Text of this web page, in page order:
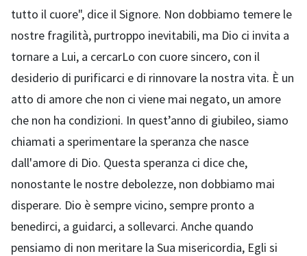
tutto il cuore", dice il Signore. Non dobbiamo temere le
nostre fragilità, purtroppo inevitabili, ma Dio ci invita a
tornare a Lui, a cercarLo con cuore sincero, con il
desiderio di purificarci e di rinnovare la nostra vita. È un
atto di amore che non ci viene mai negato, un amore
che non ha condizioni. In quest’anno di giubileo, siamo
chiamati a sperimentare la speranza che nasce
dall'amore di Dio. Questa speranza ci dice che,
nonostante le nostre debolezze, non dobbiamo mai
disperare. Dio è sempre vicino, sempre pronto a
benedirci, a guidarci, a sollevarci. Anche quando
pensiamo di non meritare la Sua misericordia, Egli si